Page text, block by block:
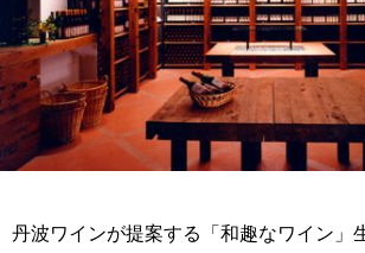
丹波ワインが提案する「和趣なワイン」